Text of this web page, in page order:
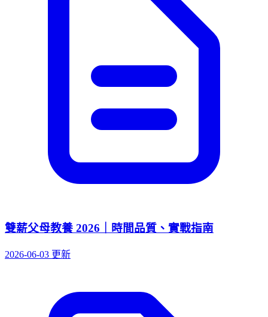
雙薪父母教養 2026｜時間品質、實戰指南
2026-06-03 更新